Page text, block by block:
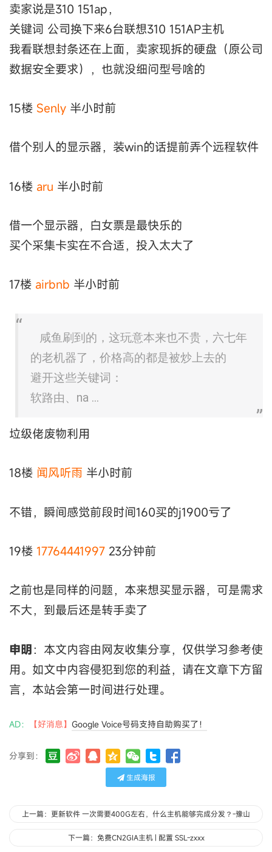
卖家说是310 151ap，
关键词 公司换下来6台联想310 151AP主机
我看联想封条还在上面，卖家现拆的硬盘（原公司
数据安全要求），也就没细问型号啥的
15楼 Senly 半小时前
借个别人的显示器，装win的话提前弄个远程软件
16楼 aru 半小时前
借一个显示器，白女票是最快乐的
买个采集卡实在不合适，投入太大了
17楼 airbnb 半小时前
咸鱼刷到的，这玩意本来也不贵，六七年
的老机器了，价格高的都是被炒上去的
避开这些关键词：
软路由、na ...
垃级佬废物利用
18楼 闻风听雨 半小时前
不错，瞬间感觉前段时间160买的j1900亏了
19楼 17764441997 23分钟前
之前也是同样的问题，本来想买显示器，可是需求
不大，到最后还是转手卖了
申明：本文内容由网友收集分享，仅供学习参考使
用。如文中内容侵犯到您的利益，请在文章下方留
言，本站会第一时间进行处理。
AD： 【好消息】 Google Voice号码支持自助购买了！
分享到：
生成海报
上一篇：更新软件 一次需要400G左右，什么主机能够完成分发？-豫山
下一篇：免费CN2GIA主机 | 配置 SSL-zxxx